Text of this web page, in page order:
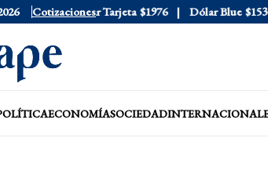
Cotizaciones
$1520 Dólar Tarjeta $1976 Dólar Blue $1530
ECONOMÍASOCIEDAD